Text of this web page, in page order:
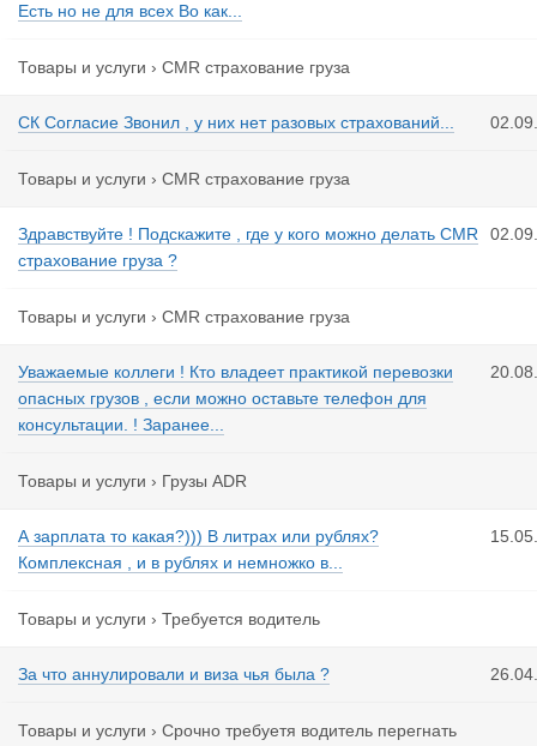
Есть но не для всех Во как...
Товары и услуги › CMR страхование груза
СК Согласие Звонил , у них нет разовых страхований...
Товары и услуги › CMR страхование груза
Здравствуйте ! Подскажите , где у кого можно делать CMR
страхование груза ?
Товары и услуги › CMR страхование груза
Уважаемые коллеги ! Кто владеет практикой перевозки
опасных грузов , если можно оставьте телефон для
консультации. ! Заранее...
Товары и услуги › Грузы ADR
А зарплата то какая?))) В литрах или рублях?
Комплексная , и в рублях и немножко в...
Товары и услуги › Требуется водитель
За что аннулировали и виза чья была ?
Товары и услуги › Срочно требуетя водитель перегнать